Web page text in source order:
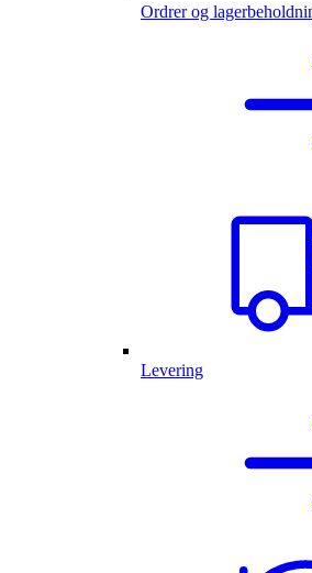
Ordrer og
Levering